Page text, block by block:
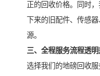
正的回收价格。同时
下来的旧配件、传感
源。
三、全程服务流程透
选择我们的地磅回收